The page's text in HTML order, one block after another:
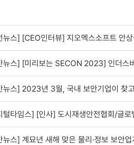
뉴스] [CEO인터뷰] 지오멕스소프트 안
뉴스] [미리보는 SECON 2023] 인더스
뉴스] 2023년 3월, 국내 보안기업이 찾
털타임스] [인사] 도시재생안전협회/글로
뉴스] 계묘년 새해 맞은 물리·정보 보안